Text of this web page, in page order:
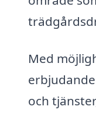
Med
och